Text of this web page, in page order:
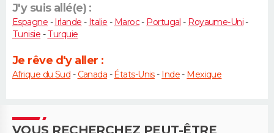
J'y suis allé(e) :
Espagne -Irlande - Italie - Maroc- Portugal - Royaume-Uni-
Tunisie -Turquie
Je rêve d'y aller :
Afrique du Sud - Canada -États-Unis- Inde- Mexique
VOUS RECHERCHEZ PEUT-ÊTRE